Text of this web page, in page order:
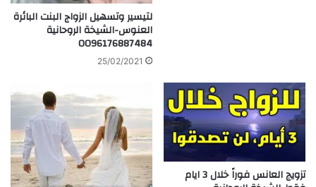
لتيسير وتسهيل الزواج البنت البائرة
العنوس-الشيخة الروحانية
0096176887484
25/02/2021
تزويج العانس فوراً خلال 3 ايام